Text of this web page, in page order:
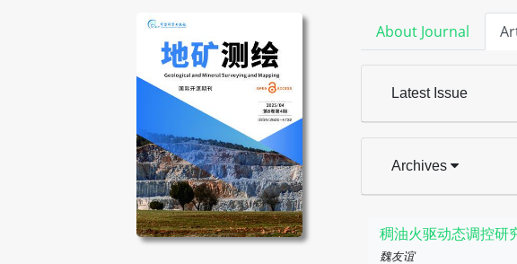
About Journal
Latest Issue
Archives
稠油火驱动态调控研
魏友谊